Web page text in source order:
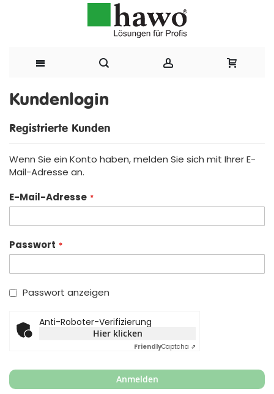
Inhalt
Kundenlogin
Registrierte Kunden
Wenn Sie ein Konto haben, melden Sie sich mit Ihrer E-
Mail-Adresse an.
E-Mail-Adresse
Passwort
Passwort anzeigen
Anti-Roboter-Verifizierung
Hier klicken
FriendlyCaptcha ⇗
Anmelden